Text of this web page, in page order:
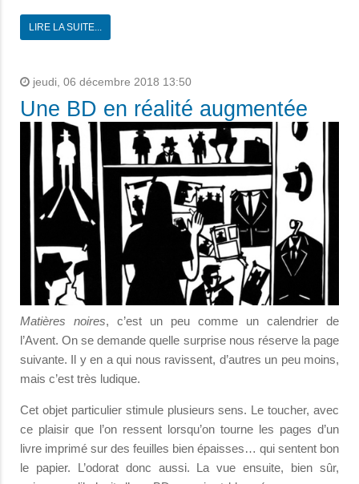
LIRE LA SUITE...
jeudi, 06 décembre 2018 13:50
Une BD en réalité augmentée
Matières noires, c’est un peu comme un calendrier de
l’Avent. On se demande quelle surprise nous réserve la page
suivante. Il y en a qui nous ravissent, d’autres un peu moins,
mais c’est très ludique.
Cet objet particulier stimule plusieurs sens. Le toucher, avec
ce plaisir que l’on ressent lorsqu’on tourne les pages d’un
livre imprimé sur des feuilles bien épaisses… qui sentent bon
le papier. L’odorat donc aussi. La vue ensuite, bien sûr,